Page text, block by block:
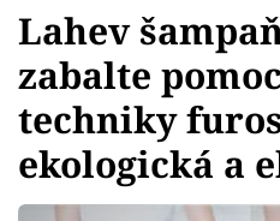
Témata
Bydlení
Zahrada
Lahev
zabalte
techniky
ekologická a